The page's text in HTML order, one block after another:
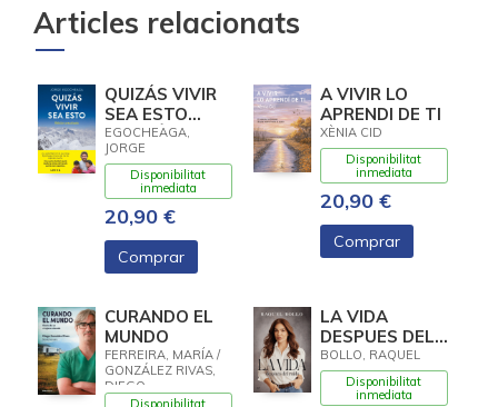
Articles relacionats
QUIZÁS VIVIR
SEA ESTO
(EDICIÓN
ACTUALIZADA)
EGOCHEAGA,
JORGE
Disponibilitat
inmediata
20,90 €
Comprar
A VIVIR LO
APRENDI DE TI
XÈNIA CID
Disponibilitat
inmediata
20,90 €
Comprar
CURANDO EL
MUNDO
FERREIRA, MARÍA /
GONZÁLEZ RIVAS,
DIEGO
Disponibilitat
LA VIDA
DESPUES DEL
RUIDO
BOLLO, RAQUEL
Disponibilitat
inmediata